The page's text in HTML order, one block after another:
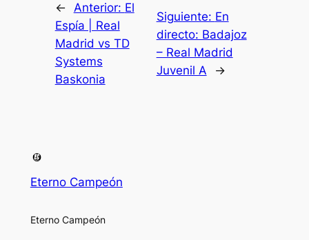
← Anterior: El
Espía | Real
Madrid vs TD
Systems
Baskonia
Siguiente: En
directo: Badajoz
– Real Madrid
Juvenil A
→
Eterno Campeón
Eterno Campeón